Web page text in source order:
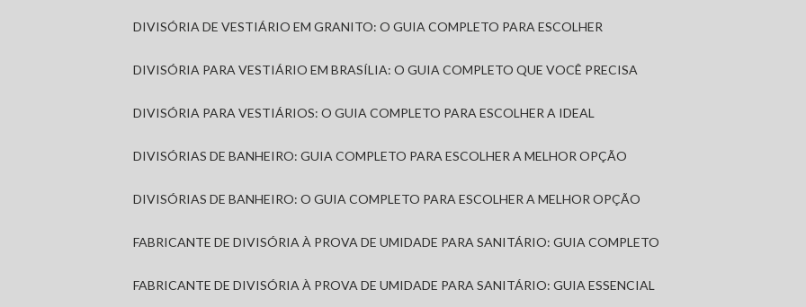
DIVISÓRIA DE VESTIÁRIO EM GRANITO: O GUIA COMPLETO PARA ESCOLHER
DIVISÓRIA PARA VESTIÁRIO EM BRASÍLIA: O GUIA COMPLETO QUE VOCÊ PRECISA
DIVISÓRIA PARA VESTIÁRIOS: O GUIA COMPLETO PARA ESCOLHER A IDEAL
DIVISÓRIAS DE BANHEIRO: GUIA COMPLETO PARA ESCOLHER A MELHOR OPÇÃO
DIVISÓRIAS DE BANHEIRO: O GUIA COMPLETO PARA ESCOLHER A MELHOR OPÇÃO
FABRICANTE DE DIVISÓRIA À PROVA DE UMIDADE PARA SANITÁRIO: GUIA COMPLETO
FABRICANTE DE DIVISÓRIA À PROVA DE UMIDADE PARA SANITÁRIO: GUIA ESSENCIAL